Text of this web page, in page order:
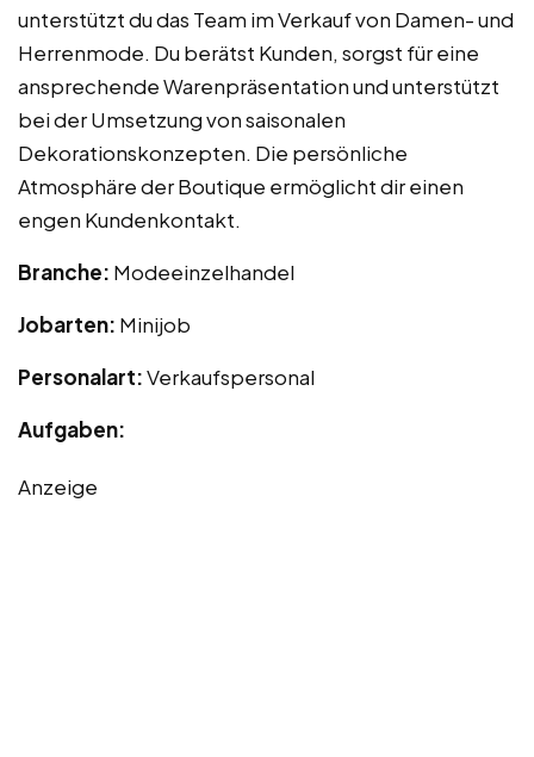
unterstützt du das Team im Verkauf von Damen- und
Herrenmode. Du berätst Kunden, sorgst für eine
ansprechende Warenpräsentation und unterstützt
bei der Umsetzung von saisonalen
Dekorationskonzepten. Die persönliche
Atmosphäre der Boutique ermöglicht dir einen
engen Kundenkontakt.
Branche: Modeeinzelhandel
Jobarten: Minijob
Personalart:Verkaufspersonal
Aufgaben:
Anzeige